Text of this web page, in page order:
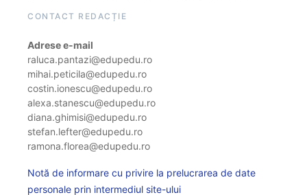
CONTACT REDACȚIE
Adrese e-mail
raluca.pantazi@edupedu.ro
mihai.peticila@edupedu.ro
costin.ionescu@edupedu.ro
alexa.stanescu@edupedu.ro
diana.ghimisi@edupedu.ro
stefan.lefter@edupedu.ro
ramona.florea@edupedu.ro
Notă de informare cu privire la prelucrarea de date
personale prin intermediul site-ului